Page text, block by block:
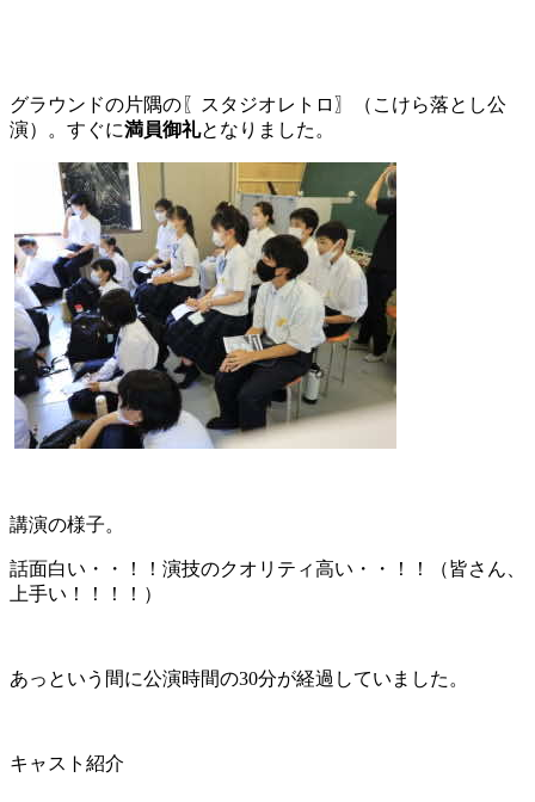
グラウンドの片隅の〖スタジオレトロ〗（こけら落とし公
演）。すぐに満員御礼となりました。
講演の様子。
話面白い・・！！演技のクオリティ高い・・！！（皆さん、
上手い！！！！）
あっという間に公演時間の30分が経過していました。
キャスト紹介